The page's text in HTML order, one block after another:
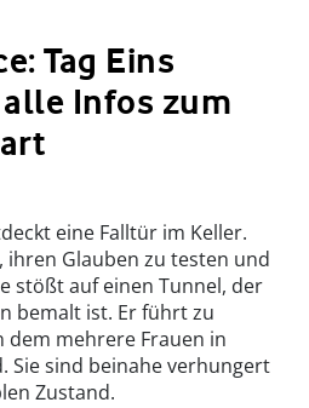
Tag Eins
Infos zum
eine Falltür im Keller.
ihren Glauben zu testen und
stößt auf einen Tunnel, der
bemalt ist. Er führt zu
dem mehrere Frauen in
Sie sind beinahe verhungert
Zustand.